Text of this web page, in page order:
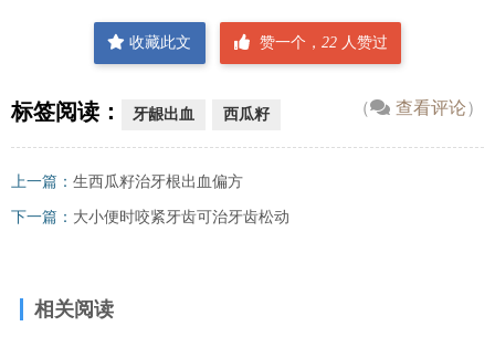
收藏此文 赞一个， 22 人赞过
（ 查看评论）
标签阅读： 牙龈出血 西瓜籽
上一篇： 生西瓜籽治牙根出血偏方
下一篇： 大小便时咬紧牙齿可治牙齿松动
相关阅读